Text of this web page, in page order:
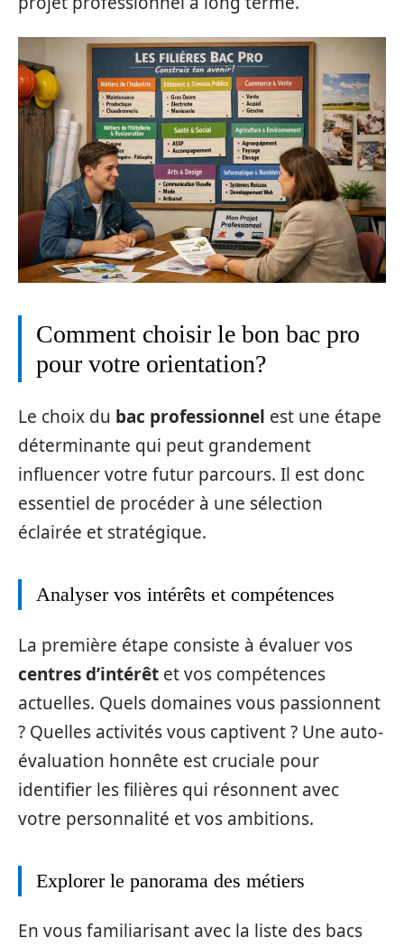
Comment choisir le bon bac pro
pour votre orientation?
Le choix du bac professionnel est une étape
déterminante qui peut grandement
influencer votre futur parcours. Il est donc
essentiel de procéder à une sélection
éclairée et stratégique.
Analyser vos intérêts et compétences
La première étape consiste à évaluer vos
centres d’intérêt et vos compétences
actuelles. Quels domaines vous passionnent
? Quelles activités vous captivent ? Une auto-
évaluation honnête est cruciale pour
identifier les filières qui résonnent avec
votre personnalité et vos ambitions.
Explorer le panorama des métiers
En vous familiarisant avec la liste des bacs